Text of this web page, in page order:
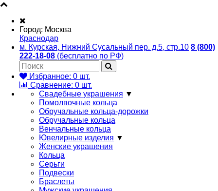
Город: Москва
Краснодар
м. Курская, Нижний Сусальный пер. д.5, стр.10 8 (800)
222-18-08 (бесплатно по РФ)
Избранное: 0 шт.
Сравнение: 0 шт.
Свадебные украшения ▼
Помолвочные кольца
Обручальные кольца-дорожки
Обручальные кольца
Венчальные кольца
Ювелирные изделия ▼
Женские украшения
Кольца
Серьги
Подвески
Браслеты